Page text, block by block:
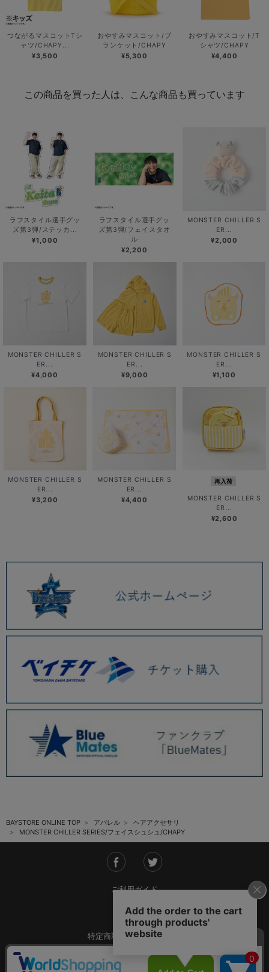
つながるマスコットTシ
ャツ/CHAPY...
¥3,500
おやすみマスコット/ブ
ランケット/CHAPY
¥5,300
おやすみマスコット/T
シャツ/CHAPY
¥4,400
この商品を買った人は、こんな商品も買っています
ラフスタイル選手グッ
ズ第3弾/ステッカ...
¥1,000
ラフスタイル選手グッ
ズ第3弾/フェイスタオ
ル
¥2,200
MONSTER CHILLER S
ER...
¥2,000
MONSTER CHILLER S
ER...
¥4,000
MONSTER CHILLER S
ER...
¥9,000
MONSTER CHILLER S
ER...
¥1,100
MONSTER CHILLER S
ER...
¥3,200
MONSTER CHILLER S
ER...
¥4,400
再入荷
MONSTER CHILLER S
ER...
¥2,600
BAYSTORE ONLINE TOP アパレル
ヘアアクセサリ
MONSTER CHILLER SERIES/フェイスシュシュ/CHAPY
ご利用ガイド
会社概要
特定商取引法に基づく表記
ご利用規約